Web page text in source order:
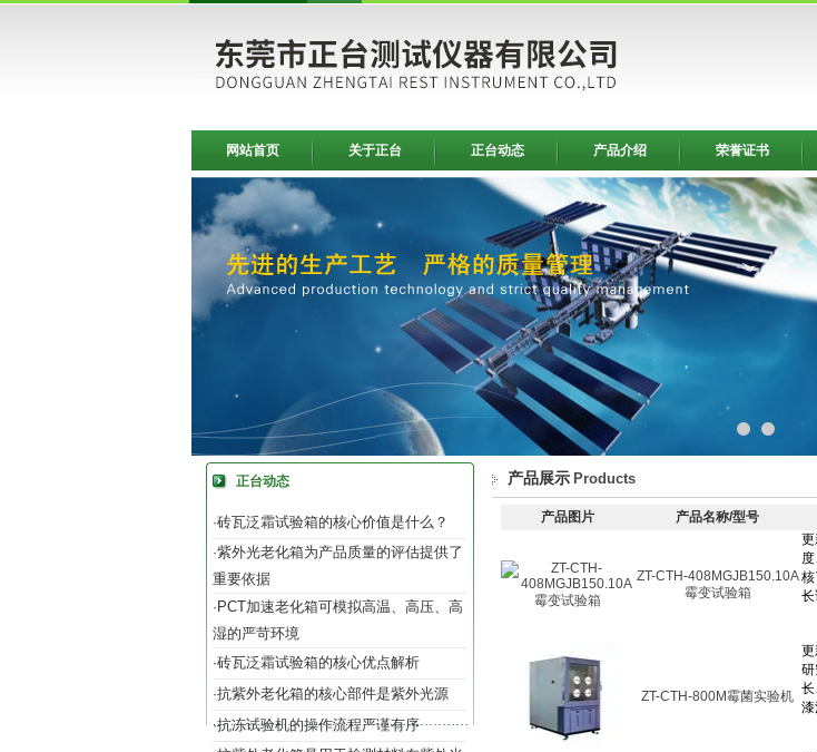
网站首页 关于正台 正台动态 产品介绍 荣誉证书
正台动态
·砖瓦泛霜试验箱的核心价值是什么？
·紫外光老化箱为产品质量的评估提供了
重要依据
· PCT加速老化箱可模拟高温、高压、高
湿的严苛环境
·砖瓦泛霜试验箱的核心优点解析
·抗紫外老化箱的核心部件是紫外光源
·抗冻试验机的操作流程严谨有序
产品展示 Products
产品图片 产品名称/型号
ZT-CTH-408MGJB150.10A
霉变试验箱
ZT-CTH-800M霉菌实验机